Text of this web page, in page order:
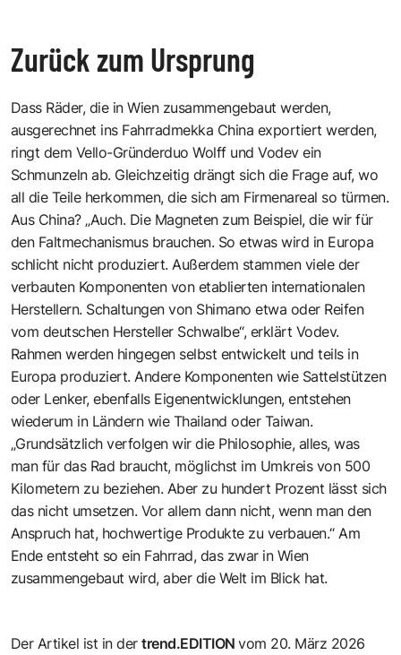
Zurück zum Ursprung
Dass Räder, die in Wien zusammengebaut werden,
ausgerechnet ins Fahrradmekka China exportiert werden,
ringt dem Vello-Gründerduo Wolff und Vodev ein
Schmunzeln ab. Gleichzeitig drängt sich die Frage auf, wo
all die Teile herkommen, die sich am Firmenareal so türmen.
Aus China? „Auch. Die Magneten zum Beispiel, die wir für
den Faltmechanismus brauchen. So etwas wird in Europa
schlicht nicht produziert. Außerdem stammen viele der
verbauten Komponenten von etablierten internationalen
Herstellern. Schaltungen von Shimano etwa oder Reifen
vom deutschen Hersteller Schwalbe“, erklärt Vodev.
Rahmen werden hingegen selbst entwickelt und teils in
Europa produziert. Andere Komponenten wie Sattelstützen
oder Lenker, ebenfalls Eigenentwicklungen, entstehen
wiederum in Ländern wie Thailand oder Taiwan.
„Grundsätzlich verfolgen wir die Philosophie, alles, was
man für das Rad braucht, möglichst im Umkreis von 500
Kilometern zu beziehen. Aber zu hundert Prozent lässt sich
das nicht umsetzen. Vor allem dann nicht, wenn man den
Anspruch hat, hochwertige Produkte zu verbauen.“ Am
Ende entsteht so ein Fahrrad, das zwar in Wien
zusammengebaut wird, aber die Welt im Blick hat.
Der Artikel ist in dertrend.EDITIONvom 20. März 2026